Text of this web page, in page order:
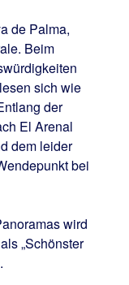
de Palma,
Beim
sich wie
der
El Arenal
dem leider
bei
wird
„Schönster